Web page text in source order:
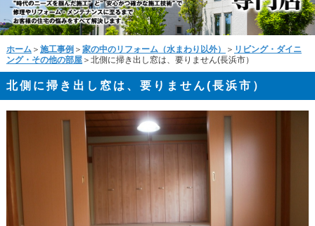
ホーム ＞ 施工事例 ＞ 家の中のリフォーム（水まわり以外） ＞ リビング・ダイニ
ング・その他の部屋＞北側に掃き出し窓は、要りません(長浜市）
北側に掃き出し窓は、要りません(長浜市）